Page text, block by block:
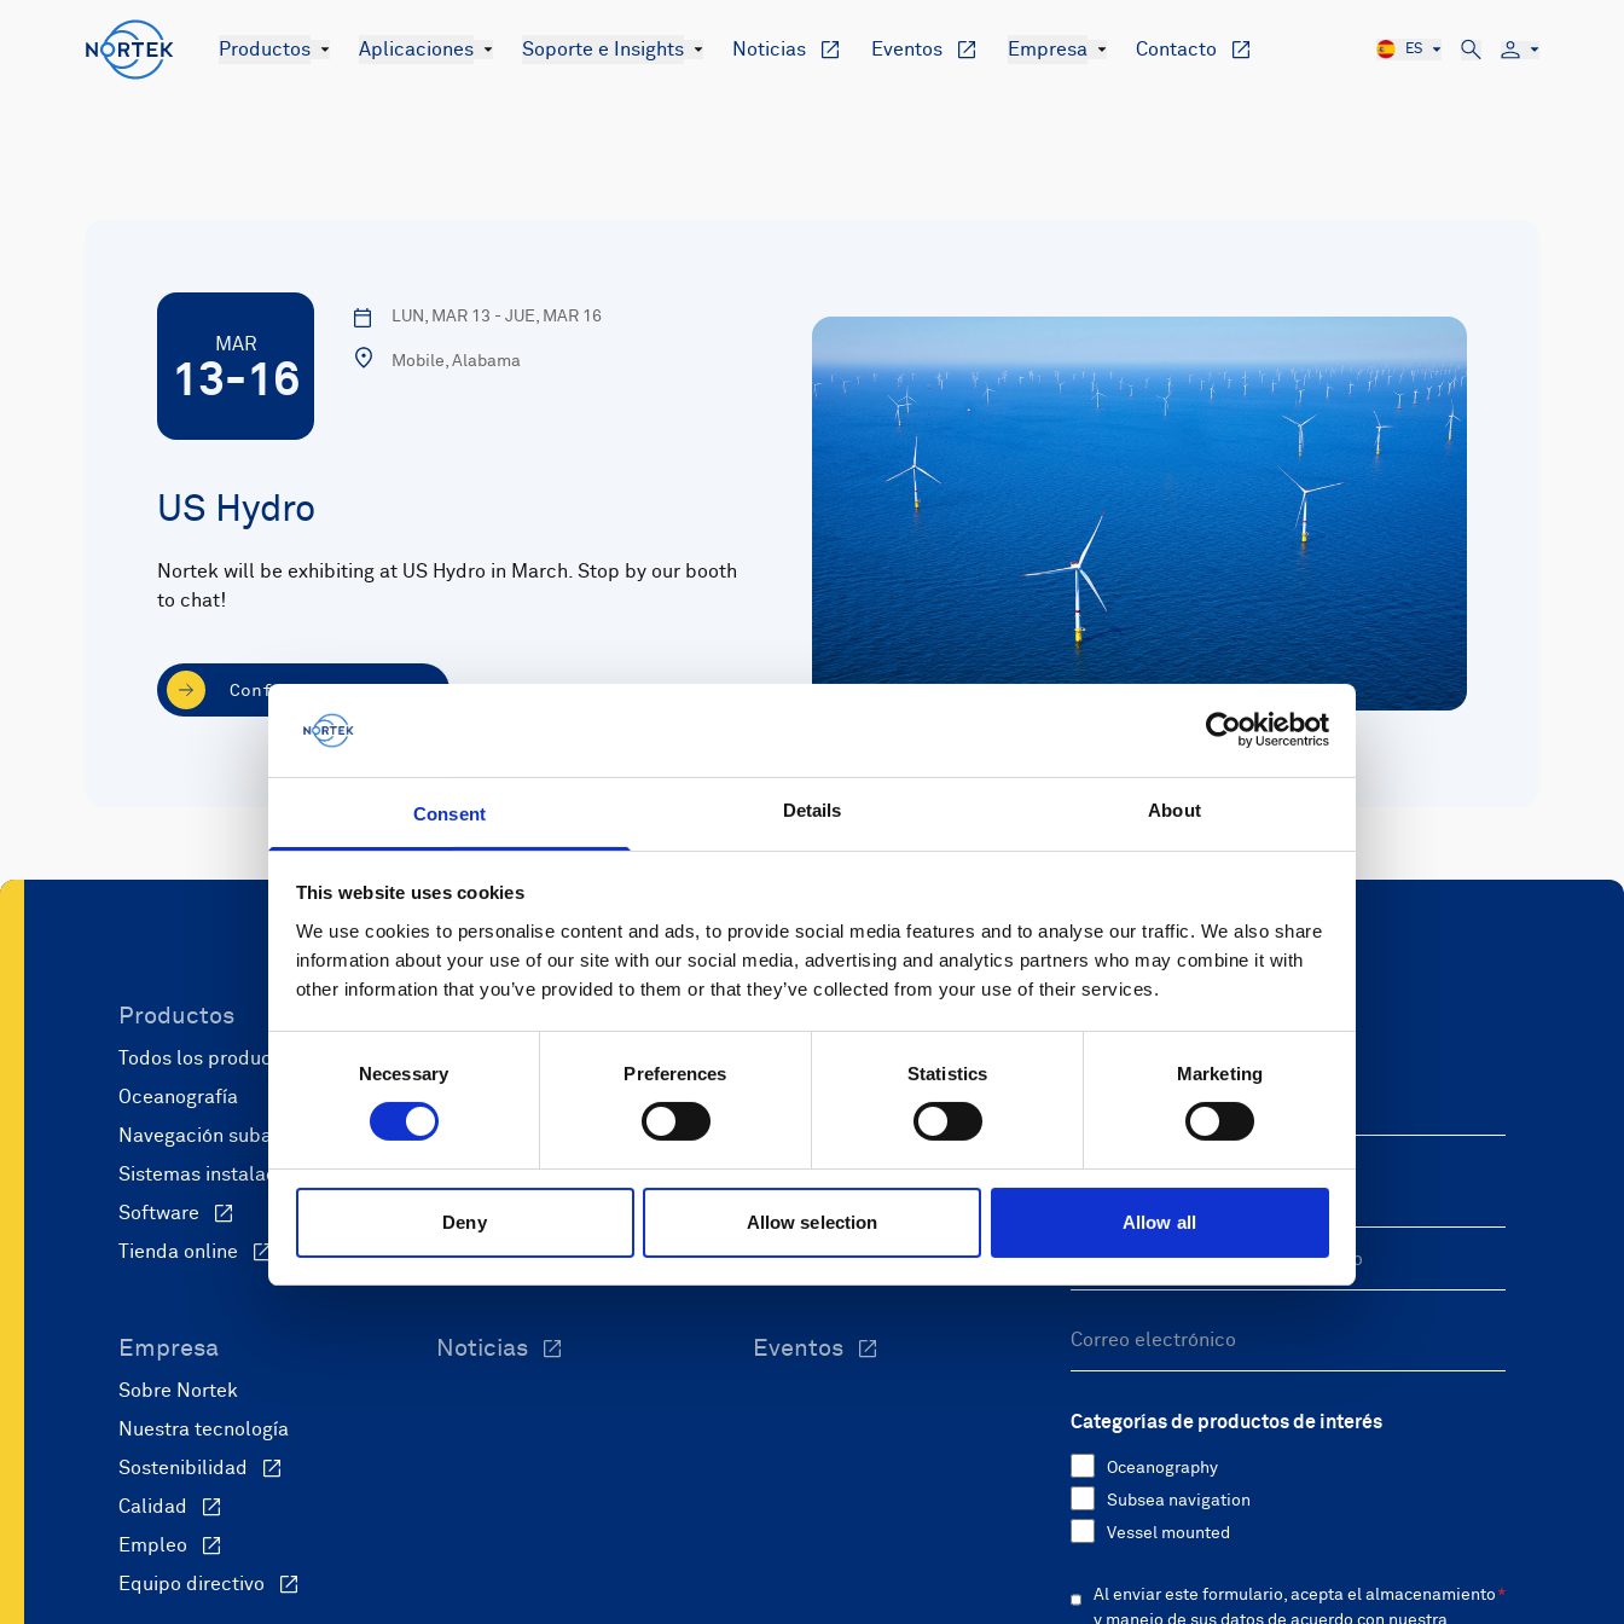
Consent Details About
This website uses cookies
We use cookies to personalise content and ads, to provide social media features and to analyse our traffic. We also share
information about your use of our site with our social media, advertising and analytics partners who may combine it with
other information that you’ve provided to them or that they’ve collected from your use of their services.
Necessary Preferences Statistics Marketing
Deny Allow selection Allow all
Productos Aplicaciones Soporte e Insights Noticias Eventos Empresa Contacto ES
MAR
13-16
LUN, MAR 13 - JUE, MAR 16
Mobile, Alabama
US Hydro
Nortek will be exhibiting at US Hydro in March. Stop by our booth
to chat!
Conference website
Productos
Todos los productos
Oceanografía
Navegación subacuática
Sistemas instalados en buques
Software
Tienda online
Operaciones y energía
Operaciones marinas
Ingeniería costera
Recursos marinos
Soporte de navegación
Enviar solicitud de soporte
Centro de conocimiento
Empresa
Sobre Nortek
Nuestra tecnología
Sostenibilidad
Calidad
Empleo
Equipo directivo
Noticias Eventos
Categorías de productos de interés
Oceanography
Subsea navigation
Vessel mounted
Al enviar este formulario, acepta el almacenamiento
y manejo de sus datos de acuerdo con nuestra